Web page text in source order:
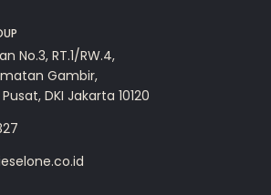
No.3, RT.1/RW.4,
Gambir,
DKI Jakarta 10120